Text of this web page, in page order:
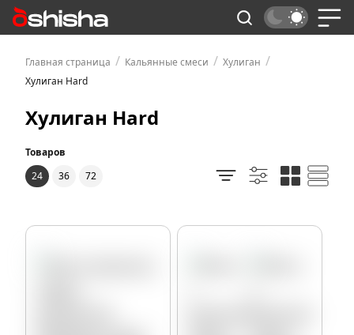
Главная страница / Кальянные смеси / Хулиган /
Хулиган Hard
Хулиган Hard
Товаров
24
36 72